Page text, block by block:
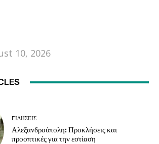
10, 2026
EΙΔΗΣΕΙΣ
Αλεξανδρούπολη: Προκλήσεις και
προοπτικές για την εστίαση